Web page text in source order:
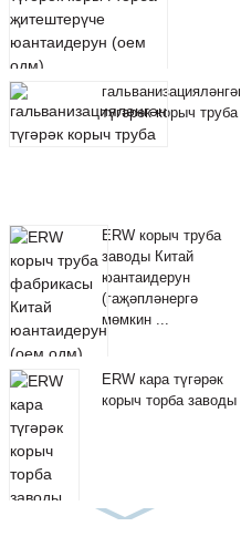
гальванизацияләнгән
түгәрәк корыч труба
ERW корыч труба
заводы Китай
юантаидерун
(гаҗәпләнергә
мөмкин ...
ERW кара түгәрәк
корыч торба заводы